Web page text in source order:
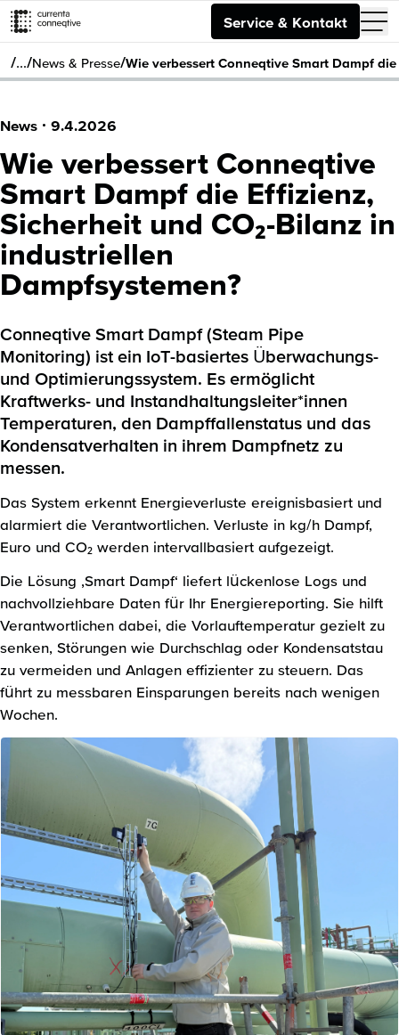
Service & Kontakt
/…/News & Presse/Wie verbessert Conneqtive Smart Dampf
News · 9.4.2026
Wie verbessert Conneqtive
Smart Dampf die Effizienz,
Sicherheit und CO₂-Bilanz in
industriellen
Dampfsystemen?
Conneqtive Smart Dampf (Steam Pipe
Monitoring) ist ein IoT-basiertes Überwachungs-
und Optimierungssystem. Es ermöglicht
Kraftwerks- und Instandhaltungsleiter*innen
Temperaturen, den Dampffallenstatus und das
Kondensatverhalten in ihrem Dampfnetz zu
messen.
Das System erkennt Energieverluste ereignisbasiert und
alarmiert die Verantwortlichen. Verluste in kg/h Dampf,
Euro und CO₂ werden intervallbasiert aufgezeigt.
Die Lösung ‚Smart Dampf‘ liefert lückenlose Logs und
nachvollziehbare Daten für Ihr Energiereporting. Sie hilft
Verantwortlichen dabei, die Vorlauftemperatur gezielt zu
senken, Störungen wie Durchschlag oder Kondensatstau
zu vermeiden und Anlagen effizienter zu steuern. Das
führt zu messbaren Einsparungen bereits nach wenigen
Wochen.